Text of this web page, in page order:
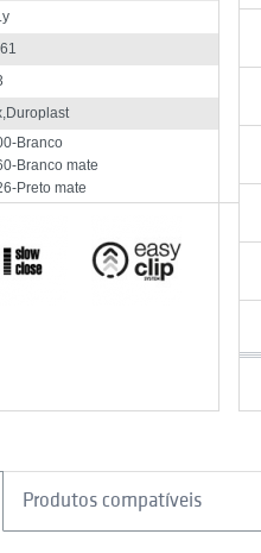
Branco
Branco mate
Preto mate
Produtos compatíveis